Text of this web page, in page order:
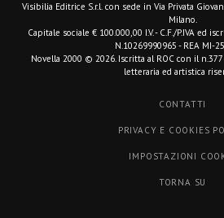
Visibilia Editrice S.r.l. con sede in Via Privata
Milano.
Capitale sociale € 100.000,00 I.V. - C.F./P.IVA ed
N.10269990965 - REA MI-
Novella 2000 © 2026. Iscritta al ROC con il
letteraria ed artistica
CONTATTI
PRIVACY E COOKIES
IMPOSTAZIONI
TORNA SU